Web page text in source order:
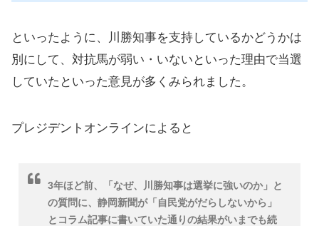
といったように、川勝知事を支持しているかどうかは
別にして、対抗馬が弱い・いないといった理由で当選
していたといった意見が多くみられました。
プレジデントオンラインによると
3年ほど前、「なぜ、川勝知事は選挙に強いのか」と
の質問に、静岡新聞が「自民党がだらしないから」
とコラム記事に書いていた通りの結果がいまでも続